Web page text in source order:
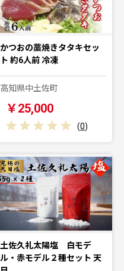
かつおの藁焼きタタキセッ
ト 約6人前 冷凍
高知県中土佐町
￥25,000
(0)
土佐久礼太陽塩 白モデ
ル・赤モデル２種セット 天